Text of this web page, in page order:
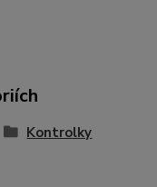
Kontrolky